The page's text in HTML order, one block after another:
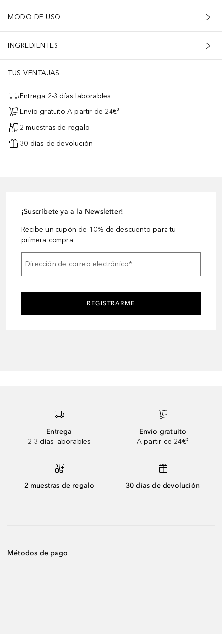
MODO DE USO
INGREDIENTES
TUS VENTAJAS
Entrega 2-3 días laborables
Envío gratuito A partir de 24€³
2 muestras de regalo
30 días de devolución
¡Suscríbete ya a la Newsletter!
Recibe un cupón de 10% de descuento para tu
primera compra
Dirección de correo electrónico*
REGISTRARME
Entrega
2-3 días laborables
Envío gratuito
A partir de 24€³
2 muestras de regalo 30 días de devolución
Métodos de pago